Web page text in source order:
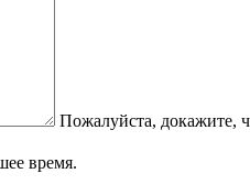
Пожалуйста, докажите,
время.